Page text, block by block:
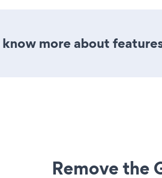
more about
Remove the